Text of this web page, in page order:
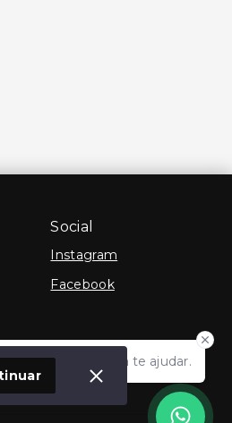
disponíveis para te ajudar.
Social
Instagram
Facebook